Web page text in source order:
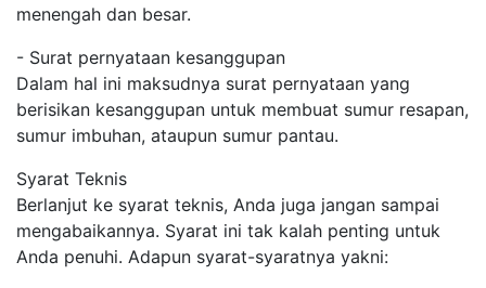
menengah dan besar.
- Surat pernyataan kesanggupan
Dalam hal ini maksudnya surat pernyataan yang
berisikan kesanggupan untuk membuat sumur resapan,
sumur imbuhan, ataupun sumur pantau.
Syarat Teknis
Berlanjut ke syarat teknis, Anda juga jangan sampai
mengabaikannya. Syarat ini tak kalah penting untuk
Anda penuhi. Adapun syarat-syaratnya yakni: